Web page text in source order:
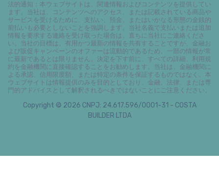
法的通知：本ウェブサイトは、関連情報およびコンテンツを提供してい
ます。当社は、コンテンツへのアクセス、または記載されている商品や
サービスを受けるために、支払い、預金、またはいかなる形態の金銭的
前払いも必要としないことを強調します。当社名義で支払いまたは追加
情報を要求する連絡を受け取った場合は、直ちに当社にご連絡くださ
い。当社の目標は、有用かつ最新の情報を共有することですが、金融お
よび販促キャンペーンのオファーは流動的であるため、一部の情報が常
に最新であるとは限りません。決定を下す前に、すべての詳細、利用規
約を金融機関に直接確認することをお勧めします。当社は、金融機関に
よる承認、信用限度額、または特定の条件を保証するものではなく、本
ウェブサイトは情報提供のみを目的としており、金融、法律、または専
門的アドバイスとして解釈されるべきではないことにご注意ください。
Copyright © 2026 CNPJ: 24.617.596/0001-31 - COSTA
BUILDER LTDA